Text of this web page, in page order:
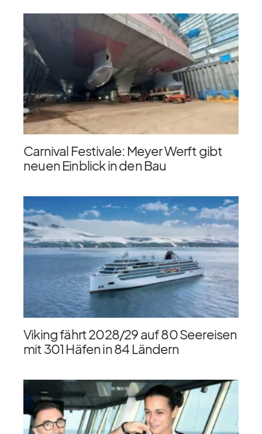
Carnival Festivale: Meyer Werft gibt
neuen Einblick in den Bau
Viking fährt 2028/​29 auf 80 Seereisen
mit 301 Häfen in 84 Ländern